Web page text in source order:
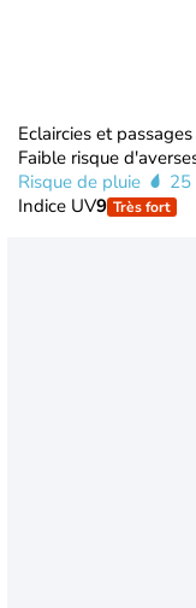
Eclaircies et
Faible risque
Risque de pluie
25
Indice UV9 Très fort